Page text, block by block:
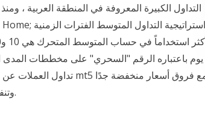
التداول الكبيرة المعروفة في المنطقة العربية ،
يوم باعتباره الرقم "السحري" على مخططات المدى
وتنفيذ للأوامر ذو سرعة فائقة وبدون أي عمولات إضافية.